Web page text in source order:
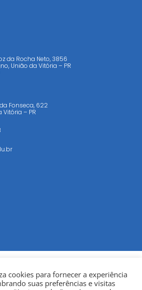
da Rocha Neto, 3856
União da Vitória – PR
Fonseca, 622
Vitória – PR
cookies para fornecer a experiência
suas preferências e visitas